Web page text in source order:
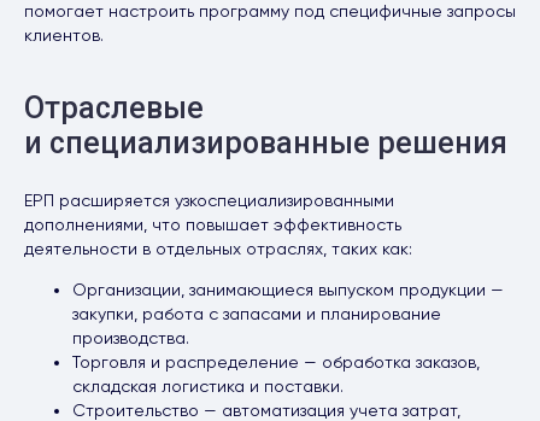
помогает настроить программу под специфичные запросы
клиентов.
Отраслевые
и специализированные решения
ЕРП расширяется узкоспециализированными
дополнениями, что повышает эффективность
деятельности в отдельных отраслях, таких как:
Организации, занимающиеся выпуском продукции —
закупки, работа с запасами и планирование
производства.
Торговля и распределение — обработка заказов,
складская логистика и поставки.
Строительство — автоматизация учета затрат,